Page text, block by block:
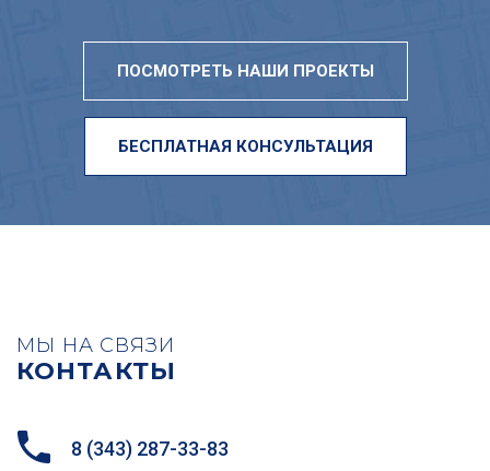
ПОСМОТРЕТЬ НАШИ ПРОЕКТЫ
БЕСПЛАТНАЯ КОНСУЛЬТАЦИЯ
МЫ НА СВЯЗИ
КОНТАКТЫ
8 (343) 287-33-83